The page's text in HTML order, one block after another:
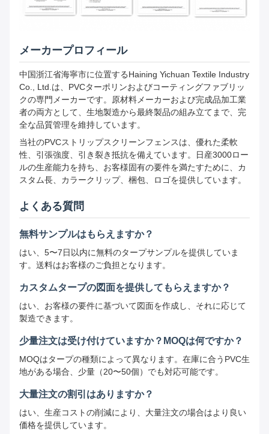
メーカープロフィール
中国浙江省海寧市に位置するHaining Yichuan Textile Industry
Co., Ltd.は、PVCターポリンおよびコーティングファブリッ
クの専門メーカーです。原材料メーカーおよび完成品加工業
者の両方として、生地製造から最終製品の組み立てまで、完
全な品質管理を維持しています。
当社のPVCストリップスクリーンフェンスは、優れた柔軟
性、引張強度、引き裂き抵抗を備えています。日産3000ロー
ルの生産能力を持ち、お客様固有の要件を満たすために、カ
スタム長、カラークリップ、梱包、ロゴを提供しています。
よくある質問
無料サンプルはもらえますか？
はい、5〜7日以内に無料のタープサンプルを提供していま
す。送料はお客様のご負担となります。
カスタムタープの図面を提供してもらえますか？
はい、お客様の要件に基づいて図面を作成し、それに応じて
製造できます。
少量注文は受け付けていますか？MOQは何ですか？
MOQはタープの種類によって異なります。在庫に合うPVC生
地がある場合、少量（20〜50個）でも対応可能です。
大量注文の割引はありますか？
はい、生産コストの削減により、大量注文の場合はより良い
価格を提供しています。